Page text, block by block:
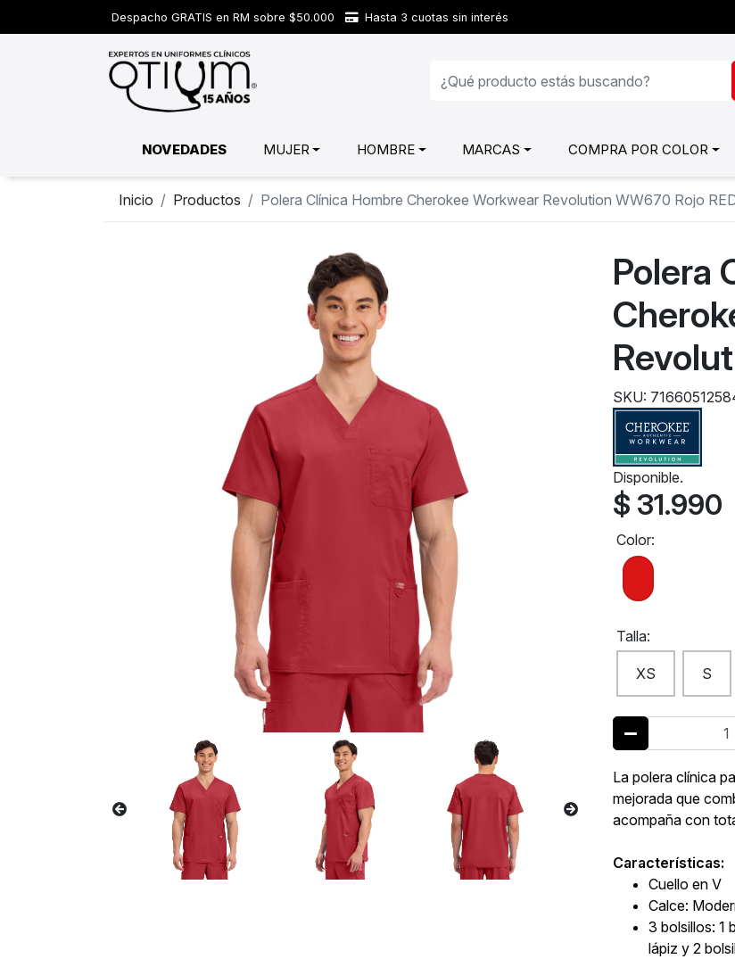
Despacho GRATIS en RM sobre $50.000 Hasta 3 cuotas sin interés
NOVEDADES MUJER HOMBRE MARCAS COMPRA POR COLOR
Inicio Productos Polera Clínica Hombre Cherokee Workwear Revolution WW670 Rojo
Polera
SKU:
Disponible.
$ 31.990
Color:
Talla:
XS S
La polera clínica
mejorada que
acompaña con
Características:
Cuello en V
Calce:
3 bolsillos: 1
lápiz y 2